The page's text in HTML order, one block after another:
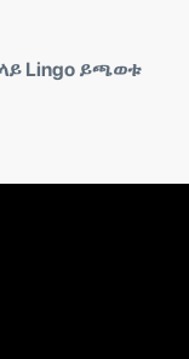
Lingo ይጫወቱ